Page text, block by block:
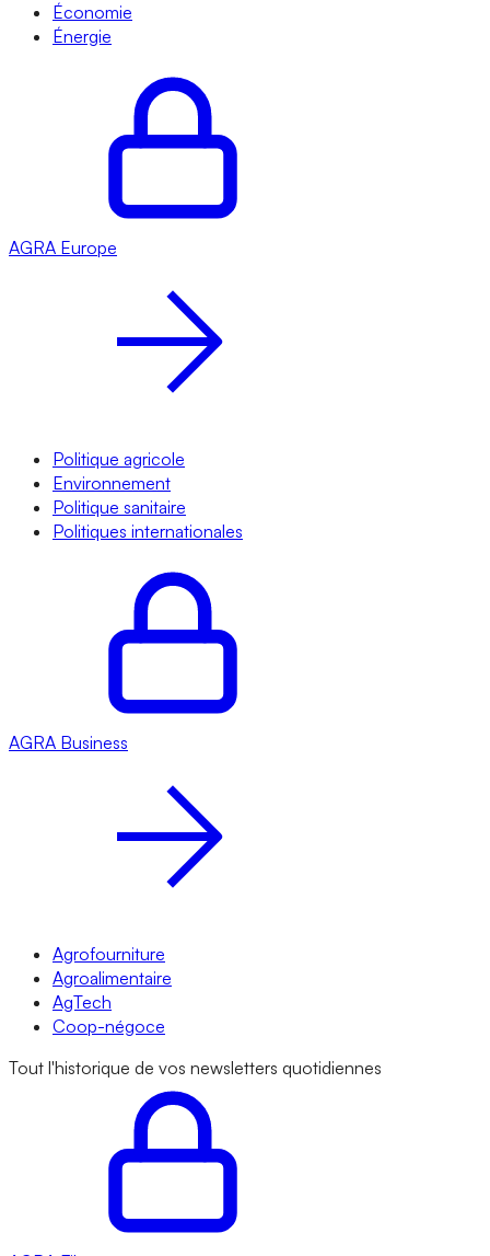
Économie
Énergie
AGRA Europe
Politique agricole
Environnement
Politique sanitaire
Politiques internationales
AGRA Business
Agrofourniture
Agroalimentaire
AgTech
Coop-négoce
Tout l'historique de vos newsletters quotidiennes